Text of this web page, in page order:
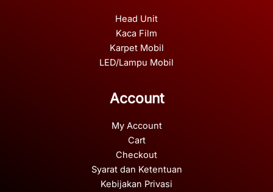
Head Unit
Kaca Film
Karpet Mobil
LED/Lampu Mobil
Account
My Account
Cart
Checkout
Syarat dan Ketentuan
Kebijakan Privasi